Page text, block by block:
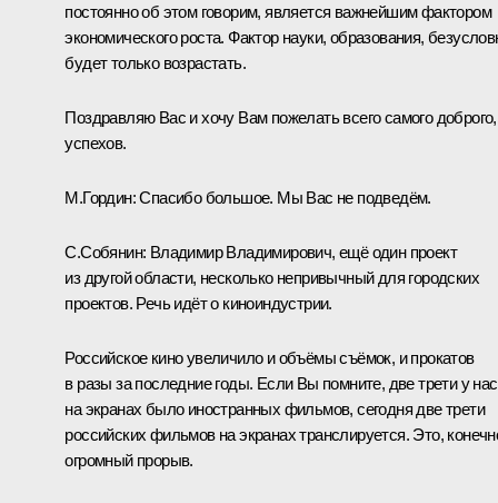
постоянно об этом говорим, является важнейшим фактором
экономического роста. Фактор науки, образования,
будет только возрастать.
Поздравляю Вас и хочу Вам пожелать всего самого доброго,
успехов.
М.Гордин:Спасибо большое. Мы Вас не подведём.
С.Собянин: Владимир Владимирович, ещё один проект
из другой области, несколько непривычный для городских
проектов. Речь идёт о киноиндустрии.
Российское кино увеличило и объёмы съёмок, и прокатов
в разы за последние годы. Если Вы помните, две трети у нас
на экранах было иностранных фильмов, сегодня две трети
российских фильмов на экранах транслируется. Это,
огромный прорыв.